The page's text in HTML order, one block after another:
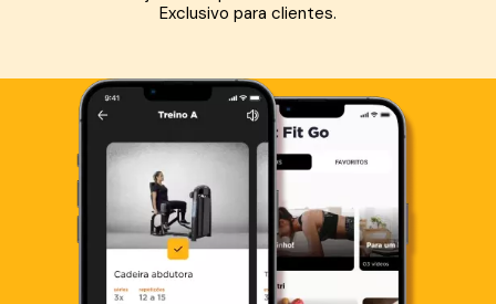
Exclusivo para clientes.